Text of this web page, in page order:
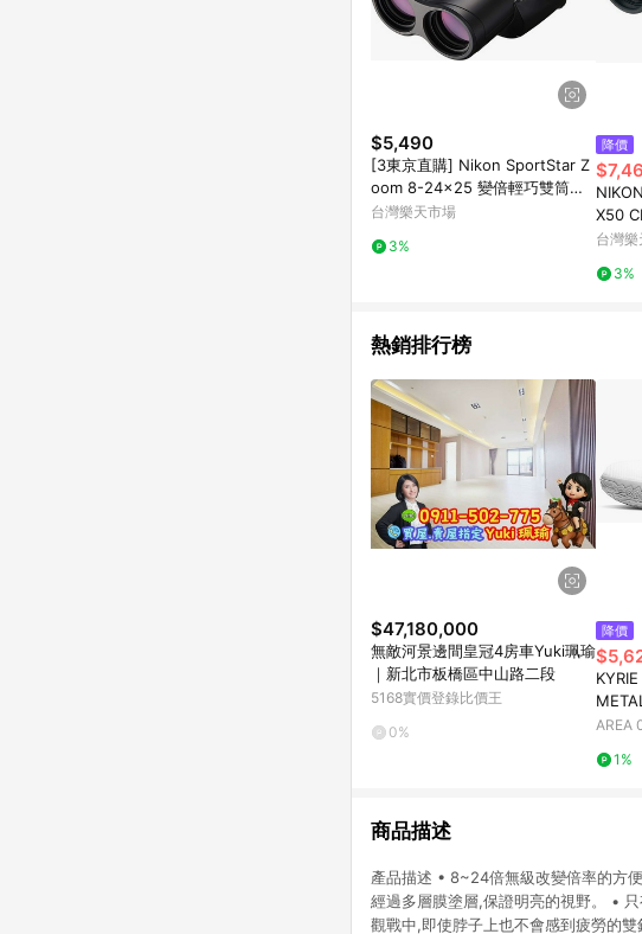
$5,490
[3東京直購] Nikon SportStar Z
oom 8-24x25 變倍輕巧雙筒望
遠鏡 SPZ8-24X25BK
台灣樂天市場
3%
降價
X50
2AA
台灣
3%
熱銷排行榜
$47,180,000
無敵河景邊間皇冠4房車Yuki珮瑜
｜新北市板橋區中山路二段
5168實價登錄比價王
0%
降價
AREA
1%
商品描述
產品描述 • 8~24倍無級改變倍率的方
經過多層膜塗層,保證明亮的視野。 •
觀戰中,即使脖子上也不會感到疲勞的